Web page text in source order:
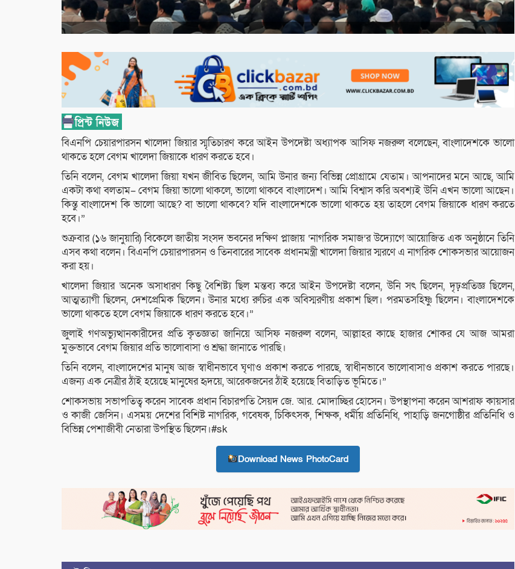
বিএনপি চেয়ারপারসন খালেদা জিয়ার স্মৃতিচারণ করে আইন উপদেষ্টা অধ্যাপক আসিফ নজরুল বলেছেন, বাংলাদেশকে ভালো
থাকতে হলে বেগম খালেদা জিয়াকে ধারণ করতে হবে।
তিনি বলেন, বেগম খালেদা জিয়া যখন জীবিত ছিলেন, আমি উনার জন্য বিভিন্ন প্রোগ্রামে যেতাম। আপনাদের মনে আছে, আমি
একটা কথা বলতাম– বেগম জিয়া ভালো থাকলে, ভালো থাকবে বাংলাদেশ। আমি বিশ্বাস করি অবশ্যই উনি এখন ভালো আছেন।
কিন্তু বাংলাদেশ কি ভালো আছে? বা ভালো থাকবে? যদি বাংলাদেশকে ভালো থাকতে হয় তাহলে বেগম জিয়াকে ধারণ করতে
হবে।”
শুক্রবার (১৬ জানুয়ারি) বিকেলে জাতীয় সংসদ ভবনের দক্ষিণ প্লাজায় ‘নাগরিক সমাজ’র উদ্যোগে আয়োজিত এক অনুষ্ঠানে তিনি
এসব কথা বলেন। বিএনপি চেয়ারপারসন ও তিনবারের সাবেক প্রধানমন্ত্রী খালেদা জিয়ার স্মরণে এ নাগরিক শোকসভার আয়োজন
করা হয়।
খালেদা জিয়ার অনেক অসাধারণ কিছু বৈশিষ্ট্য ছিল মন্তব্য করে আইন উপদেষ্টা বলেন, উনি সৎ ছিলেন, দৃঢ়প্রতিজ্ঞ ছিলেন,
আত্মত্যাগী ছিলেন, দেশপ্রেমিক ছিলেন। উনার মধ্যে রুচির এক অবিস্মরণীয় প্রকাশ ছিল। পরমতসহিষ্ণু ছিলেন। বাংলাদেশকে
ভালো থাকতে হলে বেগম জিয়াকে ধারণ করতে হবে।”
জুলাই গণঅভ্যুত্থানকারীদের প্রতি কৃতজ্ঞতা জানিয়ে আসিফ নজরুল বলেন, আল্লাহর কাছে হাজার শোকর যে আজ আমরা
মুক্তভাবে বেগম জিয়ার প্রতি ভালোবাসা ও শ্রদ্ধা জানাতে পারছি।
তিনি বলেন, বাংলাদেশের মানুষ আজ স্বাধীনভাবে ঘৃণাও প্রকাশ করতে পারছে, স্বাধীনভাবে ভালোবাসাও প্রকাশ করতে পারছে।
এজন্য এক নেত্রীর ঠাঁই হয়েছে মানুষের হৃদয়ে, আরেকজনের ঠাঁই হয়েছে বিতাড়িত ভূমিতে।”
শোকসভায় সভাপতিত্ব করেন সাবেক প্রধান বিচারপতি সৈয়দ জে. আর. মোদাচ্ছির হোসেন। উপস্থাপনা করেন আশরাফ কায়সার
ও কাজী জেসিন। এসময় দেশের বিশিষ্ট নাগরিক, গবেষক, চিকিৎসক, শিক্ষক, ধর্মীয় প্রতিনিধি, পাহাড়ি জনগোষ্ঠীর প্রতিনিধি ও
বিভিন্ন পেশাজীবী নেতারা উপস্থিত ছিলেন।#sk
Download News PhotoCard